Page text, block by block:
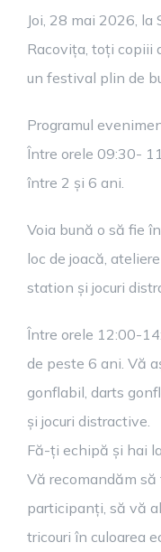
Joi, 28 mai 2026,
Racovița, toți copiii
un festival plin de
Programul
Între orele 09:30-
între 2 și 6 ani.
Voia bună o să fie
loc de joacă,
station și jocuri
Între orele 12:00-
de peste 6 ani. Vă
gonflabil, darts
și jocuri distractive.
Fă-ți echipă și hai
Vă recomandăm
participanți, să vă
tricouri în culoarea